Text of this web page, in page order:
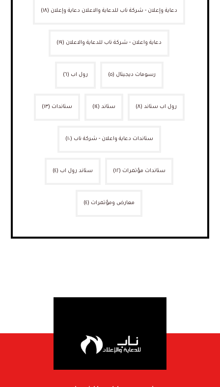
دعاية وإعلان - شركة ناب للدعاية والاعلان دعاية وإعلان (١٨)
دعاية واعلان - شركة ناب للدعاية والاعلان (١٩)
رسومات ديجيتال (٥) رول اب (٦)
رول اب ستاند (٨) ستاند (١٤) ستاندات (١٣)
ستاندات دعاية واعلان - شركة ناب (١٠)
ستاندات مؤتمرات (١٢) ستاند رول اب (٤)
معارض ومؤتمرات (٤)